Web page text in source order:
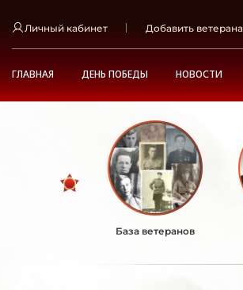
Личный кабинет Добавить ветерана
ГЛАВНАЯ ДЕНЬ ПОБЕДЫ НОВОСТИ
База ветеранов